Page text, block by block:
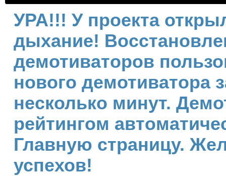
УРА!!! У проекта
дыхание!
демотиваторов
нового демотиватора
несколько минут.
рейтингом
Главную страницу.
успехов!